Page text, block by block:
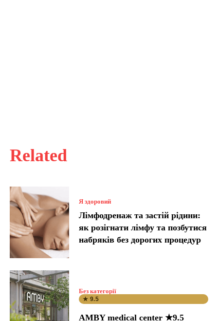
Related
Я здоровий
Лімфодренаж та застій рідини:
як розігнати лімфу та позбутися
набряків без дорогих процедур
Без категорії
★ 9.5
AMBY medical center ★9.5